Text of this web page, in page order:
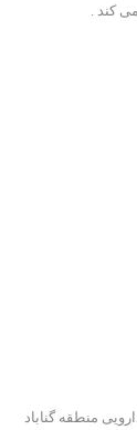
کند .
منطقه گناباد